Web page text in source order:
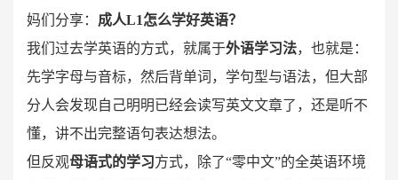
妈们分享： 成人L1怎么学好英语？
我们过去学英语的方式，就属于外语学习法，也就是：
先学字母与音标，然后背单词，学句型与语法，但大部
分人会发现自己明明已经会读写英文文章了，还是听不
懂，讲不出完整语句表达想法。
但反观母语式的学习方式，除了“零中文”的全英语环境